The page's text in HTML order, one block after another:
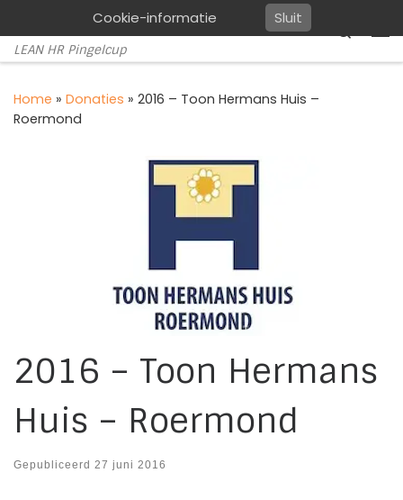
Ga naar inhoud
Pingelcup
LEAN HR Pingelcup
Home » Donaties » 2016 – Toon Hermans Huis –
Roermond
2016 – Toon Hermans
Huis – Roermond
Gepubliceerd 27 juni 2016
Cookie-informatie Sluit